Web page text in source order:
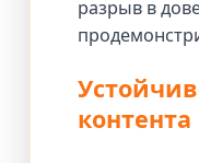
разрыв в
контента